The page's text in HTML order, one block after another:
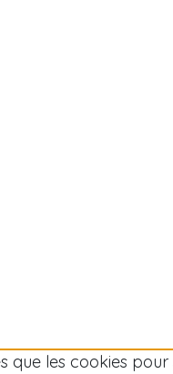
que les cookies